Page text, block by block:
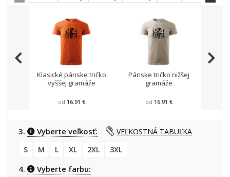
Klasické pánske tričko
vyššej gramáže
od 16.91 €
Pánske tričko nižšej
gramáže
od 16.91 €
3. Vyberte veľkosť:
VEĽKOSTNÁ TABUĽKA
S
M L XL 2XL 3XL
4. Vyberte farbu: